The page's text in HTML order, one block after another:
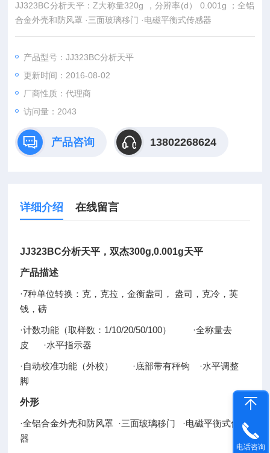
JJ323BC分析天平：Z大称量320g ，分辨率(d） 0.001g ；全铝
合金外壳和防风罩 ·三面玻璃移门 ·电磁平衡式传感器
产品型号：JJ323BC分析天平
更新时间：2016-08-02
厂商性质：代理商
访问量：2043
产品咨询 13802268624
详细介绍 在线留言
JJ323BC分析天平，双杰300g,0.001g天平
产品描述
·7种单位转换：克，克拉，金衡盎司 ，盎司，克冷，英
钱，磅
·计数功能（取样数： 1/10/20/50/100） ·全称量去
皮
·水平指示器
·自动校准功能（外校） ·底部带有秤钩 ·水平调整
脚
外形
·全铝合金外壳和防风罩 ·三面玻璃移门 ·电磁平衡式传感
器
电话咨询